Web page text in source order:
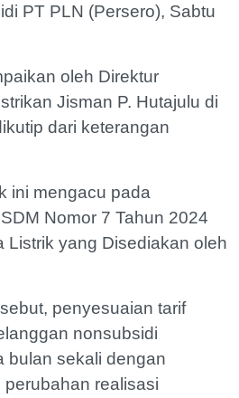
PT PLN (Persero), Sabtu
oleh Direktur
Jisman P. Hutajulu di
dari keterangan
ini mengacu pada
Nomor 7 Tahun 2024
Listrik yang Disediakan oleh
penyesuaian tarif
nonsubsidi
bulan sekali dengan
realisasi